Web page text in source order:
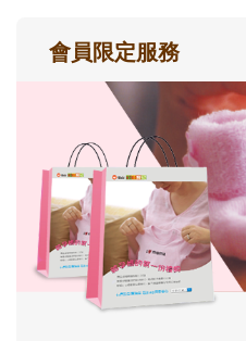
會員限定服務